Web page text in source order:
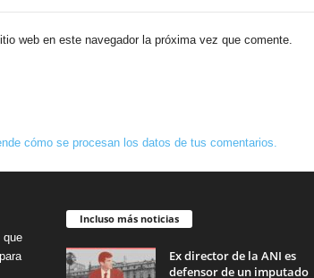
web en este navegador la próxima vez que comente.
cómo se procesan los datos de tus comentarios.
que
Incluso más noticias
Ex director de la ANI es
defensor de un imputado